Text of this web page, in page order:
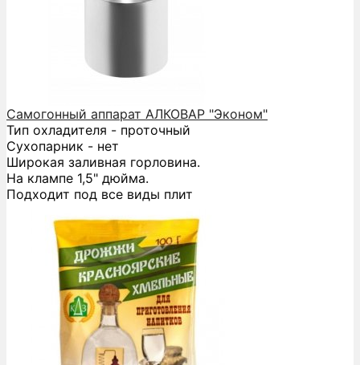
Самогонный аппарат АЛКОВАР "Эконом"
Тип охладителя - проточный
Сухопарник - нет
Широкая заливная горловина.
На клампе 1,5" дюйма.
Подходит под все виды плит